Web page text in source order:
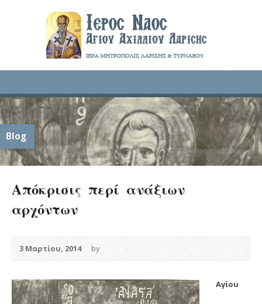
Blog
Απόκρισις περί ανάξιων
αρχόντων
3 Μαρτίου, 2014 by
Αγίου